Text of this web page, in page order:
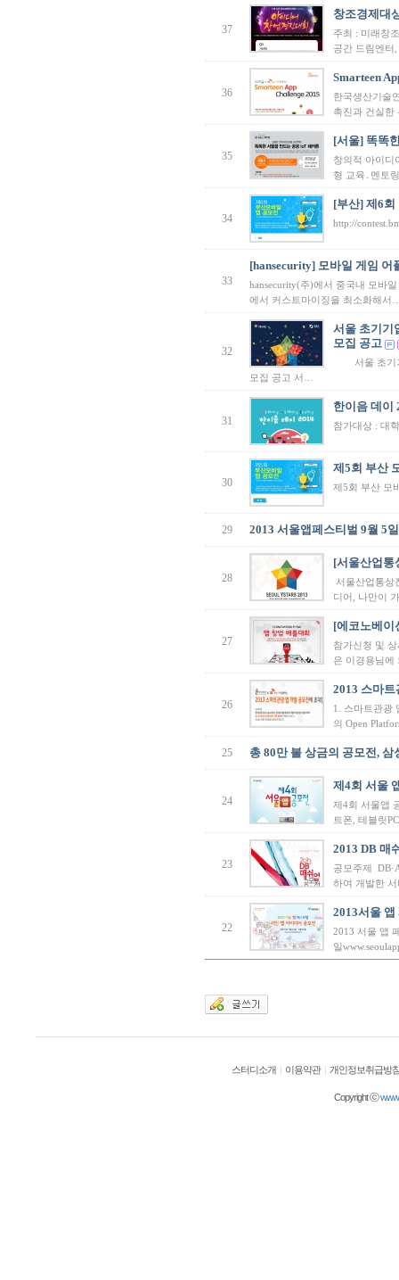
37
창조경제대
주최 : 미래창
공간 드림엔
36
Smarteen
한국생산기술
촉진과 건실
35
[서울] 똑똑
창의적 아이디
형 교육․멘토
34
[부산] 제6회
http://
33
[hansecurity] 모바일 게임 어
hansecurity(주)에서 중국내 모바
에서 커스트마이징을 최소화해서
32
서울 초기기
모집 공고
서울 초기기
모집 공고 서…
31
한이음 데이
참가대상 : 대
30
제5회 부산
제5회 부산 모
29 2013 서울앱페스티벌 9월 5
28
[서울산업통
서울산업통상
디어, 나만이
27
[에코노베이
참가신청 및
은 이경용님
26
2013 스마트
1. 스마트관광
의 Open
25 총 80만 불 상금의 공모전,
24
제4회 서울
제4회 서울앱
트폰, 테블릿
23
2013 DB 매
공모주제
하여 개발한
22
2013서울
2013 서울 앱
일
스터디소개 | 이용약관 | 개인정보취급방
Copyright ⓒ